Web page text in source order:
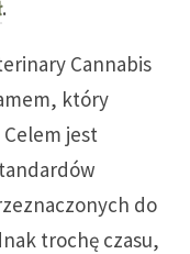
.
Cannabis
który
jest
do
trochę czasu,